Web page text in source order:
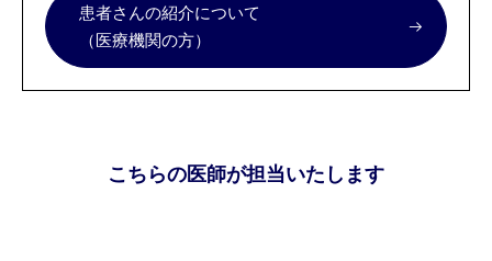
患者さんの紹介について
（医療機関の方）
こちらの医師が担当いたします